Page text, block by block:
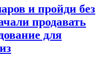
и пройди без
продавать
для